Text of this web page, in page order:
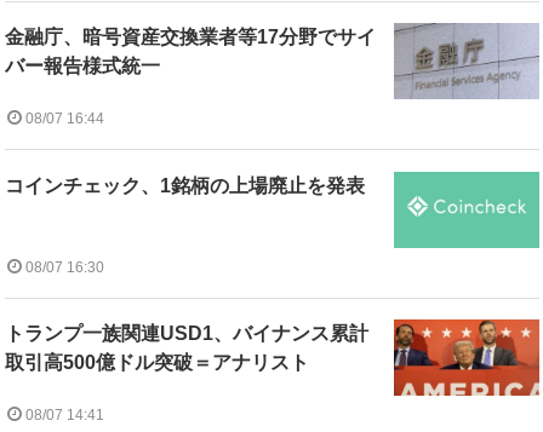
金融庁、暗号資産交換業者等17分野でサイ
バー報告様式統一
08/07 16:44
コインチェック、1銘柄の上場廃止を発表
08/07 16:30
トランプ一族関連USD1、バイナンス累計
取引高500億ドル突破＝アナリスト
08/07 14:41